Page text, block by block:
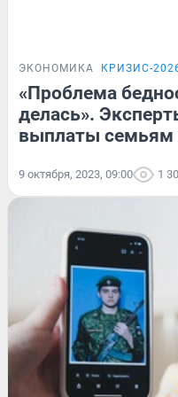
ЭКОНОМИКА КРИЗИС-
«Проблема
делась».
выплаты семьям
9 октября, 2023, 09:00 1